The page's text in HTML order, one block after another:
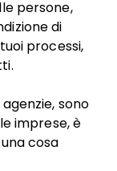
persone,
di
processi,
sono
imprese, è
cosa